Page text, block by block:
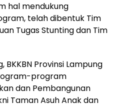
hal mendukung
telah dibentuk Tim
Tugas Stunting dan Tim
Provinsi Lampung
program
dan Pembangunan
Taman Asuh Anak dan